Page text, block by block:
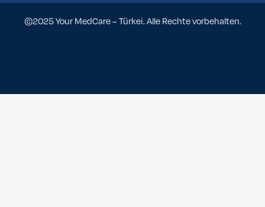
©2025 Your MedCare – Türkei. Alle Rechte vorbehalten.